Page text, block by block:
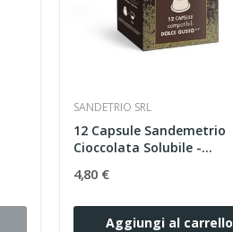
SANDETRIO SRL
12 Capsule Sandemetrio
Cioccolata Solubile -...
4,80 €
Aggiungi al carrello